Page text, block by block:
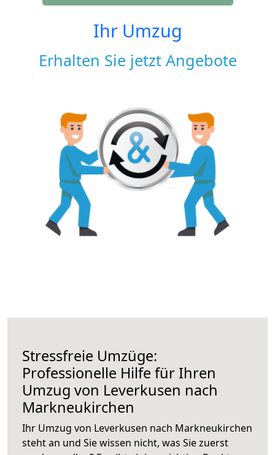
Ihr Umzug
Erhalten Sie jetzt Angebote
Stressfreie Umzüge:
Professionelle Hilfe für Ihren
Umzug von Leverkusen nach
Markneukirchen
Ihr Umzug von Leverkusen nach Markneukirchen
steht an und Sie wissen nicht, was Sie zuerst